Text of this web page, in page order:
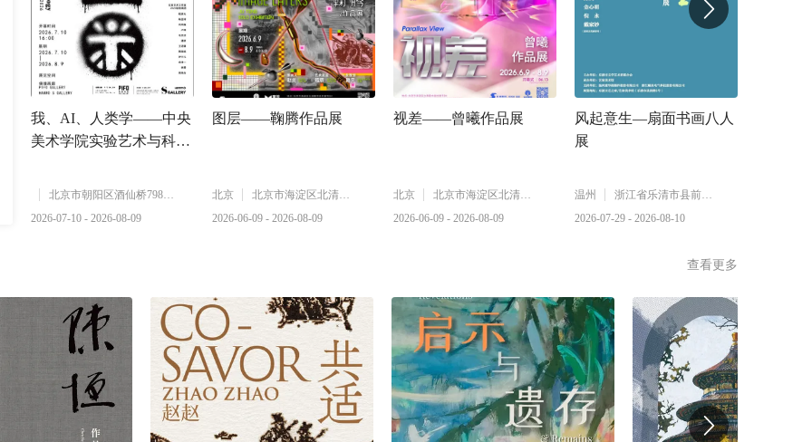
我、AI、人类学——中央
美术学院实验艺术与科技
北京市朝阳区酒仙桥798艺术区3818库·东西002
2026-07-10 - 2026-08-09
图层——鞠腾作品展
北京
北京市海淀区北清路中关村壹号
2026-06-09 - 2026-08-09
视差——曾曦作品展
北京
北京市海淀区北清路中关村壹号
2026-06-09 - 2026-08-09
风起意生—扇面书画八人
展
温州
浙江省乐清市县前路6号
2026-07-29 - 2026-08-10
查看更多